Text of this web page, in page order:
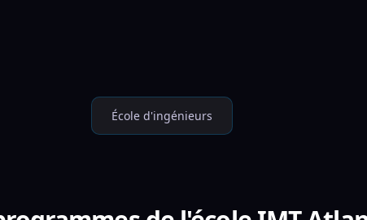
École d'ingénieurs